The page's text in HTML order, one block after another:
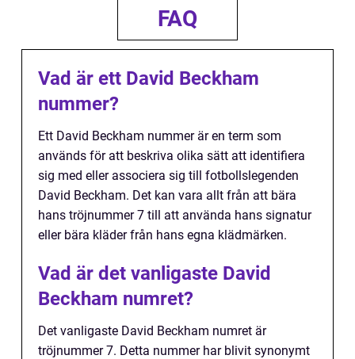
FAQ
Vad är ett David Beckham
nummer?
Ett David Beckham nummer är en term som
används för att beskriva olika sätt att identifiera
sig med eller associera sig till fotbollslegenden
David Beckham. Det kan vara allt från att bära
hans tröjnummer 7 till att använda hans signatur
eller bära kläder från hans egna klädmärken.
Vad är det vanligaste David
Beckham numret?
Det vanligaste David Beckham numret är
tröjnummer 7. Detta nummer har blivit synonymt